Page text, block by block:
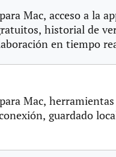
Mac, acceso a la
historial de
en tiempo
Mac,
guardado